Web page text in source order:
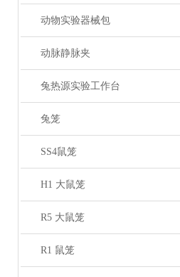
动物实验器械包
动脉静脉夹
兔热源实验工作台
兔笼
SS4鼠笼
H1 大鼠笼
R5 大鼠笼
R1 鼠笼